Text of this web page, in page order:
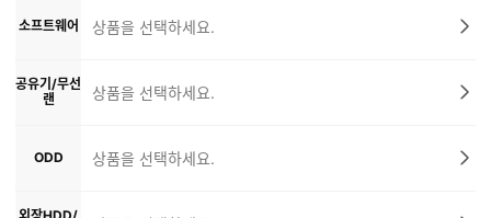
소프트웨어 상품을 선택하세요.
공유기/무선
랜
상품을 선택하세요.
ODD 상품을 선택하세요.